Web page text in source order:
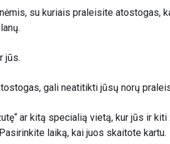
su kuriais praleisite atostogas,
.
jūs.
gali neatitikti jūsų norų
ar kitą specialią vietą, kur jūs ir kiti
laiką, kai juos skaitote kartu.